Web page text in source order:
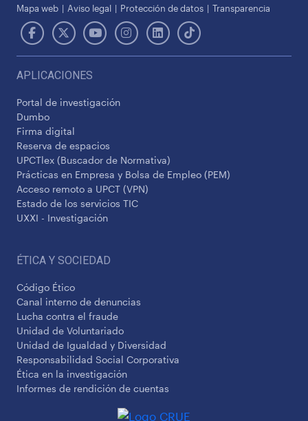
Mapa web
Aviso legal Protección de datos Transparencia
APLICACIONES
Portal de investigación
Dumbo
Firma digital
Reserva de espacios
UPCTlex (Buscador de Normativa)
Prácticas en Empresa y Bolsa de Empleo (PEM)
Acceso remoto a UPCT (VPN)
Estado de los servicios TIC
UXXI - Investigación
ÉTICA Y SOCIEDAD
Código Ético
Canal interno de denuncias
Lucha contra el fraude
Unidad de Voluntariado
Unidad de Igualdad y Diversidad
Responsabilidad Social Corporativa
Ética en la investigación
Informes de rendición de cuentas